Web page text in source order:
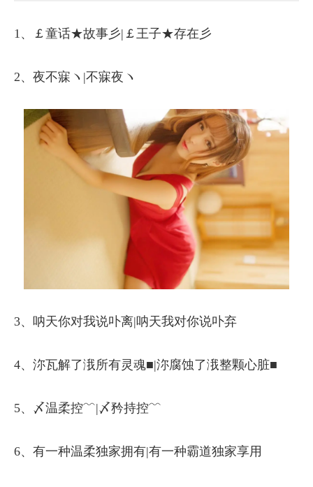
1、￡童话★故事彡|￡王子★存在彡
2、夜不寐ヽ|不寐夜ヽ
3、呐天你对我说卟离|呐天我对你说卟弃
4、沵瓦解了涐所有灵魂■|沵腐蚀了涐整颗心脏■
5、〆温柔控﹌|〆矜持控﹌
6、有一种温柔独家拥有|有一种霸道独家享用